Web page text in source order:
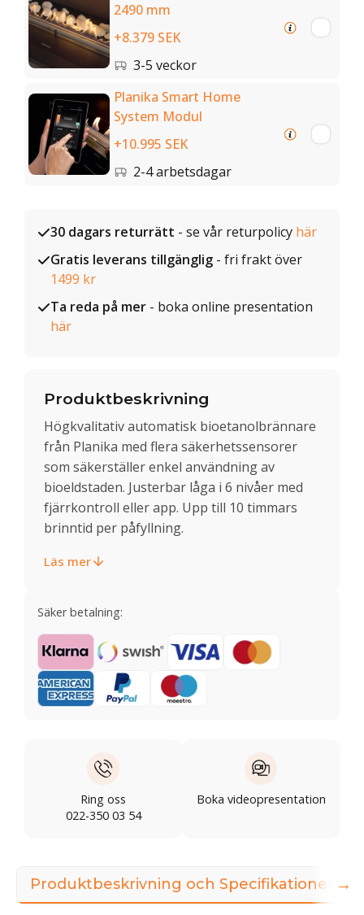
2490 mm
+8.379 SEK
3-5 veckor
Planika Smart Home
System Modul
+10.995 SEK
2-4 arbetsdagar
30 dagars returrätt - se vår returpolicy här
Gratis leverans tillgänglig - fri frakt över
1499 kr
Ta reda på mer - boka online presentation
här
Produktbeskrivning
Högkvalitativ automatisk bioetanolbrännare
från Planika med flera säkerhetssensorer
som säkerställer enkel användning av
bioeldstaden. Justerbar låga i 6 nivåer med
fjärrkontroll eller app. Upp till 10 timmars
brinntid per påfyllning.
Läs mer
Säker betalning:
Ring oss
022-350 03 54
Boka videopresentation
Produktbeskrivning och Specifikationer →